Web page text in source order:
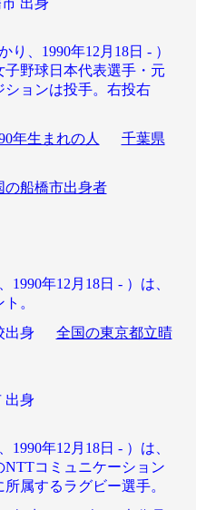
出身
、1990年12月18日 - ）
野球日本代表選手・元
ョンは投手。右投右
年生まれの人
千葉県
の船橋市出身者
年12月18日 - ）は、
。
出身 全国の東京都立晴
身
年12月18日 - ）は、
NTTコミュニケーション
属するラグビー選手。